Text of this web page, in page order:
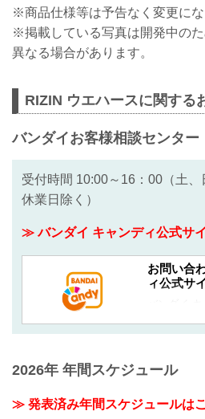
※商品仕様等は予告なく変更にな
※掲載している写真は開発中の
異なる場合があります。
RIZIN ウエハースに関する
バンダイお客様相談センター
受付時間 10:00～16：00（土
休業日除く）
≫ バンダイ キャンディ公式サ
お問い合
ィ公式サ
る“食品・
2026年 年間スケジュール
≫ 発表済み年間スケジュールは